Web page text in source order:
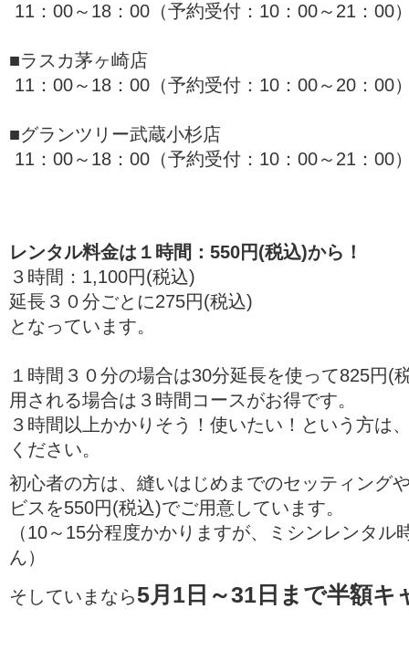
11：00～18：00（予約受付：10：00～21：00
■ラスカ茅ヶ崎店
11：00～18：00（予約受付：10：00～20：00
■グランツリー武蔵小杉店
11：00～18：00（予約受付：10：00～21：00
レンタル料金は１時間：550円(税込)から！
３時間：1,100円(税込)
延長３０分ごとに275円(税込)
となっています。
１時間３０分の場合は30分延長を使って825円(
用される場合は３時間コースがお得です。
３時間以上かかりそう！使いたい！という方は
ください。
初心者の方は、縫いはじめまでのセッティング
ビスを550円(税込)でご用意しています。
（10～15分程度かかりますが、ミシンレンタル
ん）
そしていまなら5月1日～31日まで半額キ